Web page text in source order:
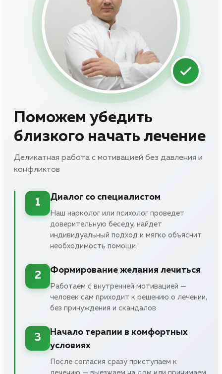
Поможем убедить
близкого начать лечение
Деликатная работа с мотивацией без давления и
конфликтов
1
Диалог со специалистом
Наш нарколог или психолог проведет
доверительную беседу, найдет
индивидуальный подход и мягко объяснит
необходимость помощи
2
Формирование желания лечиться
Работаем с внутренней мотивацией —
человек сам приходит к решению о лечении,
без принуждения и скандалов
3
Начало терапии в комфортных
условиях
После согласия сразу приступаем к